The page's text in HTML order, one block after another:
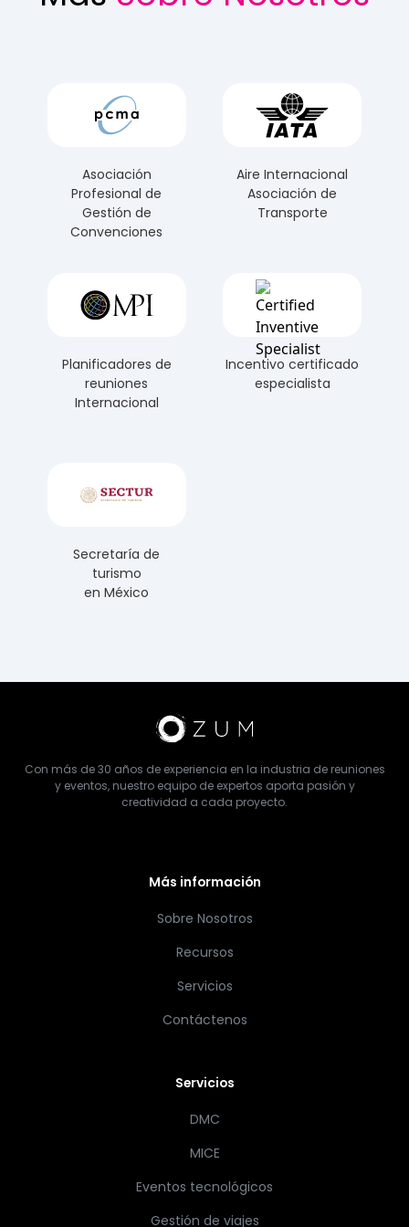
Asociación
Profesional de
Gestión de
Convenciones
Aire Internacional
Asociación de
Transporte
Planificadores de
reuniones
Internacional
Incentivo certificado
especialista
Secretaría de
turismo
en México
Con más de 30 años de experiencia en la industria de reuniones
y eventos, nuestro equipo de expertos aporta pasión y
creatividad a cada proyecto.
Más información
Sobre Nosotros
Recursos
Servicios
Contáctenos
Servicios
DMC
MICE
Eventos tecnológicos
Gestión de viajes